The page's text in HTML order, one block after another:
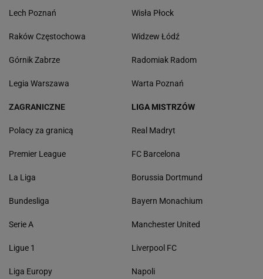
Lech Poznań
Raków Częstochowa
Górnik Zabrze
Legia Warszawa
Wisła Płock
Widzew Łódź
Radomiak Radom
Warta Poznań
ZAGRANICZNE
Polacy za granicą
Premier League
La Liga
Bundesliga
Serie A
Ligue 1
Liga Europy
LIGA MISTRZÓW
Real Madryt
FC Barcelona
Borussia Dortmund
Bayern Monachium
Manchester United
Liverpool FC
Napoli